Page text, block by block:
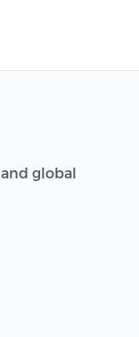
global